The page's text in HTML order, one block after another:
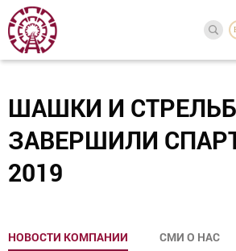
ШАШКИ И
ЗАВЕРШИЛИ
2019
НОВОСТИ КОМПАНИИ
СМИ О НАС